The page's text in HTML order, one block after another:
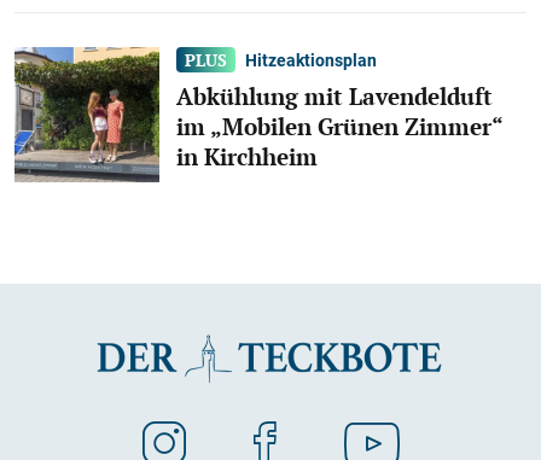
Hitzeaktionsplan
Abkühlung mit Lavendelduft
im „Mobilen Grünen Zimmer“
in Kirchheim